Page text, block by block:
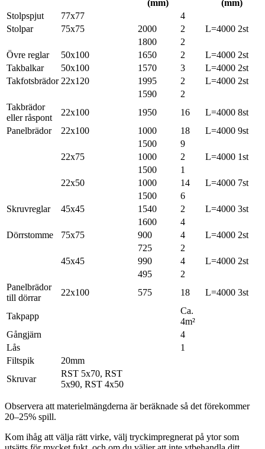
(mm)
(mm)
Stolpspjut
77x77
4
Stolpar
75x75 2000 2
L=4000 2st
1800
2
Övre reglar
50x100 1650 2
L=4000 2st
Takbalkar
50x100 1570 3
L=4000 2st
Takfotsbrädor 22x120 1995 2
L=4000 2st
1590
2
Takbrädor
eller råspont
22x100 1950 16
L=4000 8st
Panelbrädor
22x100 1000 18
L=4000 9st
1500
9
22x75
1000 2
L=4000 1st
1500
1
22x50
1000 14
L=4000 7st
1500
6
Skruvreglar
45x45 1540 2
L=4000 3st
1600
4
Dörrstomme
75x75 900 4
L=4000 2st
725
2
45x45
990 4
L=4000 2st
495
2
Panelbrädor
till dörrar
22x100 575 18 L=4000 3st
Takpapp
Ca.
4m²
Gångjärn
4
Lås
1
Filtspik
20mm
Skruvar
RST 5x70, RST
5x90, RST 4x50
Observera att materielmängderna är beräknade så det förekommer
20–25% spill.
Kom ihåg att välja rätt virke, välj tryckimpregnerat på ytor som